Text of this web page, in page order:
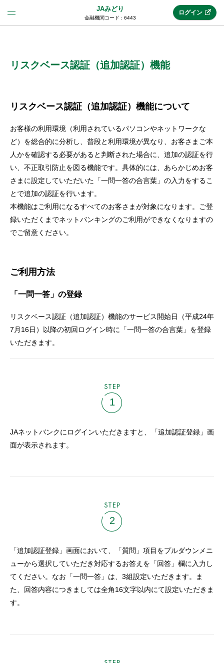
JAみどり
金融機関コード : 6443
(法人JAネットバンク)
メリット
機能・サービス
セキュリティ
困った時は
ログイン
リスクベース認証（追加認証）機能
リスクベース認証（追加認証）機能について
お客様の利用環境（利用されているパソコンやネットワークな
ど）を総合的に分析し、普段と利用環境が異なり、お客さまご本
人かを確認する必要があると判断された場合に、追加の認証を行
い、不正取引防止を図る機能です。具体的には、あらかじめお客
さまに設定していただいた「一問一答の合言葉」の入力をするこ
とで追加の認証を行います。
本機能はご利用になるすべてのお客さまが対象になります。ご登
録いただくまでネットバンキングのご利用ができなくなりますの
でご留意ください。
ご利用方法
「一問一答」の登録
リスクベース認証（追加認証）機能のサービス開始日（平成24年
7月16日）以降の初回ログイン時に「一問一答の合言葉」を登録
いただきます。
1
JAネットバンクにログインいただきますと、「追加認証登録」画
面が表示されます。
2
「追加認証登録」画面において、「質問」項目をプルダウンメニ
ューから選択していただき対応するお答えを「回答」欄に入力し
てください。なお「一問一答」は、3組設定いただきます。ま
た、回答内容につきましては全角16文字以内にて設定いただきま
す。